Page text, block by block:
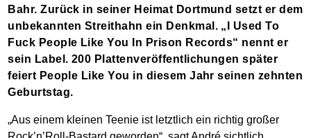
Bahr. Zurück in seiner Heimat Dortmund setzt er dem
unbekannten Streithahn ein Denkmal. „I Used To
Fuck People Like You In Prison Records“ nennt er
sein Label. 200 Plattenveröffentlichungen später
feiert People Like You in diesem Jahr seinen zehnten
Geburtstag.
„Aus einem kleinen Teenie ist letztlich ein richtig großer